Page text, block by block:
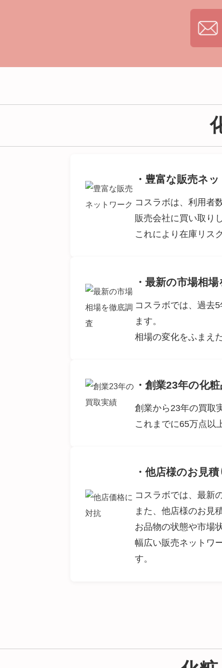
・豊富な販売ネ
コスラボは、利用者
販売会社に買い取り
これにより在庫リス
・最新の市場相
コスラボでは、過去
ます。
相場の変化をふまえ
・創業23年の化
創業から23年の買取
これまでに65万点以
・他店様のお見
コスラボでは、最新
また、他店様のお見
お品物の状態や市場
幅広い販売ネットワ
す。